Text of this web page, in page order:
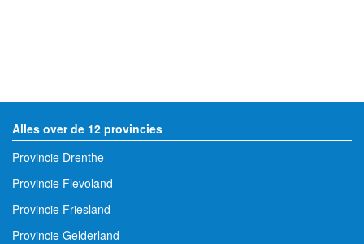
Alles over de 12 provincies
Provincie Drenthe
Provincie Flevoland
Provincie Friesland
Provincie Gelderland